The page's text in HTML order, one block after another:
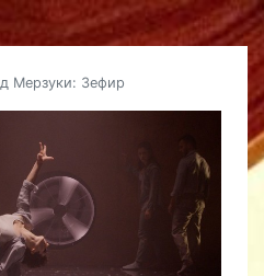
Мерзуки: Зефир